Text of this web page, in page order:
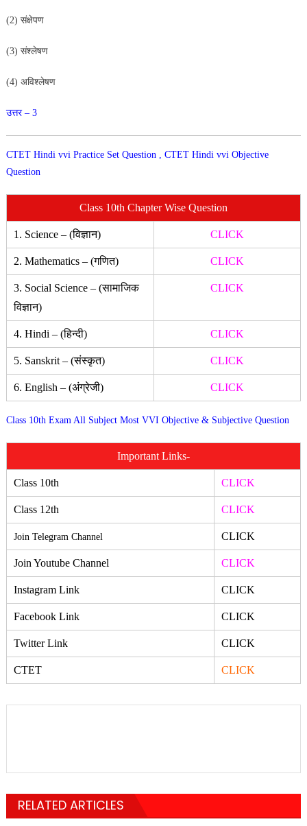
(2) संक्षेपण
(3) संश्लेषण
(4) अविश्लेषण
उत्तर – 3
CTET Hindi vvi Practice Set Question , CTET Hindi vvi Objective
Question
Class 10th Chapter Wise Question
1. Science – (विज्ञान) CLICK
2. Mathematics – (गणित) CLICK
3. Social Science – (सामाजिक
विज्ञान)
CLICK
4. Hindi – (हिन्दी) CLICK
5. Sanskrit – (संस्कृत) CLICK
6. English – (अंग्रेजी) CLICK
Class 10th Exam All Subject Most VVI Objective & Subjective Question
Important Links-
Class 10th CLICK
Class 12th CLICK
Join Telegram Channel CLICK
Join Youtube Channel CLICK
Instagram Link CLICK
Facebook Link CLICK
Twitter Link CLICK
CTET CLICK
RELATED ARTICLES